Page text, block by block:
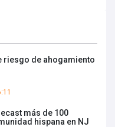
riesgo de ahogamiento
más de 100
hispana en NJ